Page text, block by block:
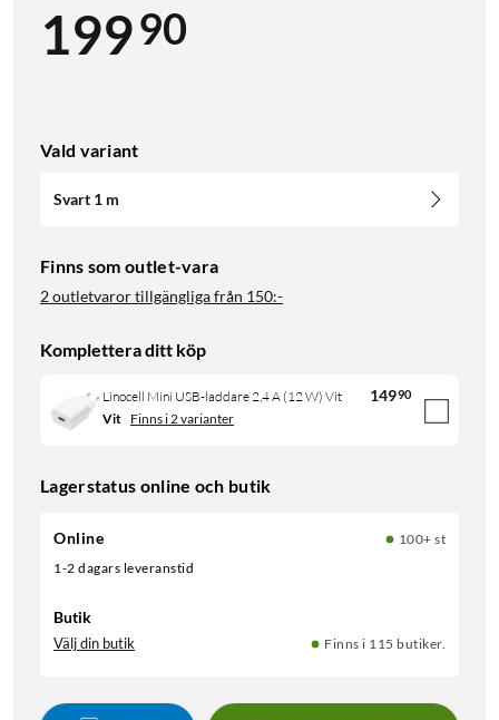
19990
Vald variant
Svart 1 m
Finns som outlet-vara
2 outletvaror tillgängliga från 150:-
Komplettera ditt köp
Linocell Mini USB-laddare 2,4 A (12 W) Vit 14990
Vit Finns i 2 varianter
Lagerstatus online och butik
Online
100+ st
1-2 dagars leveranstid
Butik
Välj din butik Finns i 115 butiker.